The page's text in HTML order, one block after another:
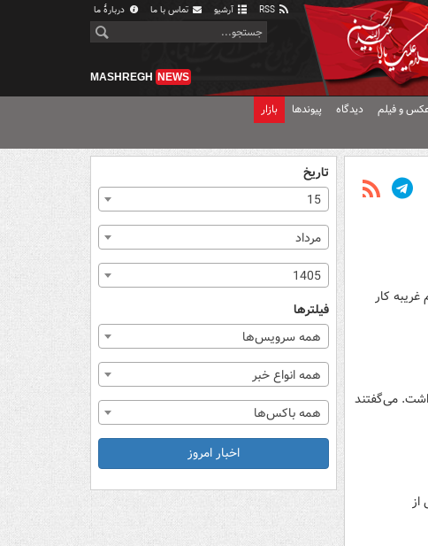
آرشیو تماس با ما دربارهٔ ما
MASHREGH NEWS
و فیلم دیدگاه پیوندها بازار
کار
می‌گفتند
تاریخ
15
مرداد
1405
فیلترها
همه سرویس‌ها
همه انواع خبر
همه باکس‌ها
اخبار امروز